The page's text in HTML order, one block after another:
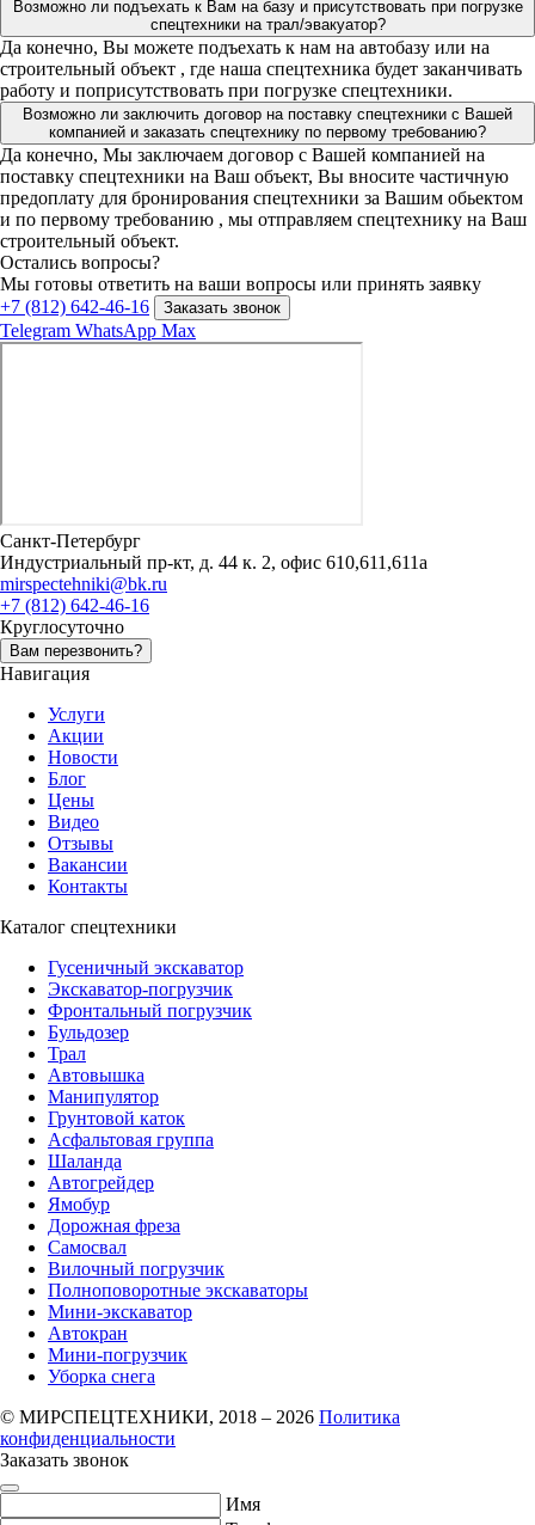
Возможно ли подъехать к Вам на базу и присутствовать при погрузке
спецтехники на трал/эвакуатор?
Да конечно, Вы можете подъехать к нам на автобазу или на
строительный объект , где наша спецтехника будет заканчивать
работу и поприсутствовать при погрузке спецтехники.
Возможно ли заключить договор на поставку спецтехники с Вашей
компанией и заказать спецтехнику по первому требованию?
Да конечно, Мы заключаем договор с Вашей компанией на
поставку спецтехники на Ваш объект, Вы вносите частичную
предоплату для бронирования спецтехники за Вашим обьектом
и по первому требованию , мы отправляем спецтехнику на Ваш
строительный объект.
Остались вопросы?
Мы готовы ответить на ваши вопросы или принять заявку
+7 (812) 642-46-16
Заказать звонок
Telegram WhatsApp Max
Санкт-Петербург
Индустриальный пр-кт, д. 44 к. 2, офис 610,611,611а
mirspectehniki@bk.ru
+7 (812) 642-46-16
Круглосуточно
Вам перезвонить?
Навигация
Услуги
Акции
Новости
Блог
Цены
Видео
Отзывы
Вакансии
Контакты
Каталог спецтехники
Гусеничный экскаватор
Экскаватор-погрузчик
Фронтальный погрузчик
Бульдозер
Трал
Автовышка
Манипулятор
Грунтовой каток
Асфальтовая группа
Шаланда
Автогрейдер
Ямобур
Дорожная фреза
Самосвал
Вилочный погрузчик
Полноповоротные экскаваторы
Мини-экскаватор
Автокран
Мини-погрузчик
Уборка снега
© МИРСПЕЦТЕХНИКИ, 2018 – 2026 Политика
конфиденциальности
Заказать звонок
Имя